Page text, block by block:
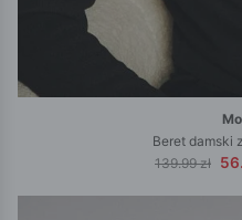
Beret damski
139.99 zł